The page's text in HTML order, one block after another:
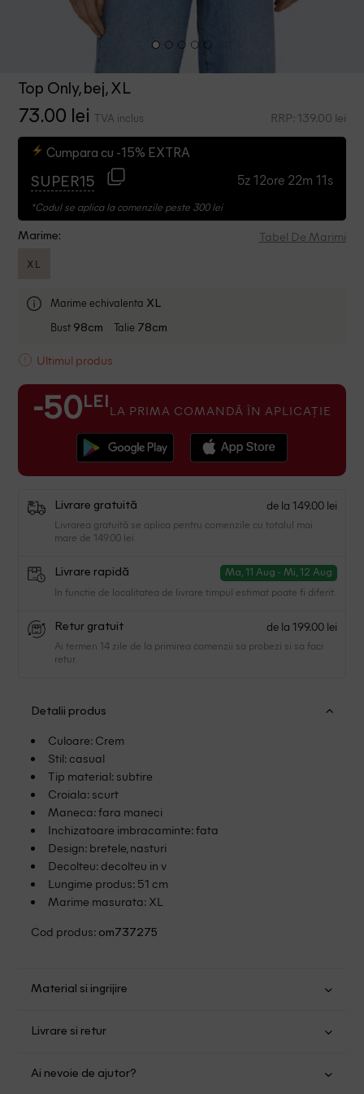
Top Only, bej, XL
73.00 lei TVA inclus RRP: 139.00 lei
Cumpara cu -15% EXTRA
SUPER15 5z 12ore 22m 10s
*Codul se aplica la comenzile peste 300 lei
Marime: Tabel De Marimi
XL
Marime echivalenta XL
Bust 98cm Talie 78cm
Ultimul produs
-50 LEI LA PRIMA COMANDĂ ÎN APLICAȚIE
Livrare gratuită de la 149.00 lei
Livrarea gratuită se aplica pentru comenzile cu totalul mai
mare de 149.00 lei
Livrare rapidă Ma, 11 Aug - Mi, 12 Aug
In functie de localitatea de livrare timpul estimat poate fi diferit.
Retur gratuit de la 199.00 lei
Ai termen 14 zile de la primirea comenzii sa probezi si sa faci
retur.
Detalii produs
Culoare: Crem
Stil: casual
Tip material: subtire
Croiala: scurt
Maneca: fara maneci
Inchizatoare imbracaminte: fata
Design: bretele, nasturi
Decolteu: decolteu in v
Lungime produs: 51 cm
Marime masurata: XL
Cod produs: om737275
Material si ingrijire
Nu folositi inalbitor
Nu uscati in uscator
Livrare si retur
mare de 149.00 lei.
Ai nevoie de ajutor?